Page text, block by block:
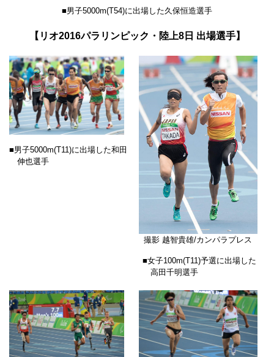
■男子5000m(T54)に出場した久保恒造選手
【リオ2016パラリンピック・陸上8日 出場選手】
■男子5000m(T11)に出場した和田
伸也選手
撮影 越智貴雄/カンパラプレス
■女子100m(T11)予選に出場した
高田千明選手